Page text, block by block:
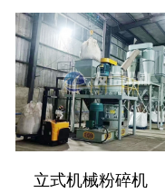
立式机械粉碎机